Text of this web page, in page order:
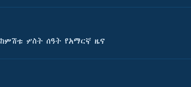
ከምሽቱ ሦስት ሰዓት የአማርኛ ዜና